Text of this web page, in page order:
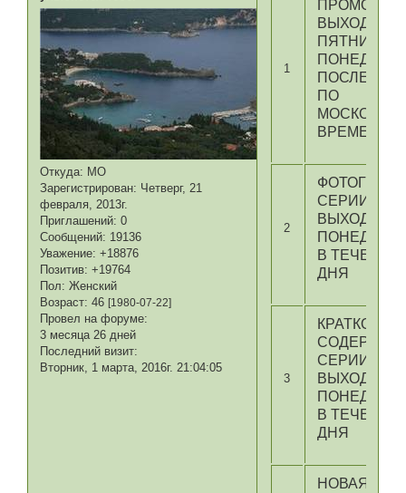
Откуда: МО
Зарегистрирован: Четверг, 21
февраля, 2013г.
Приглашений: 0
Сообщений: 19136
Уважение: +18876
Позитив: +19764
Пол: Женский
Возраст: 46[1980-07-22]
Провел на форуме:
3 месяца 26 дней
Последний визит:
Вторник, 1 марта, 2016г. 21:04:05
1
ПРОМО
ВЫХОДИТ В
ПЯТНИЦУ И
ПОСЛЕ
ПО
ВРЕМЕНИ
2
СЕРИИ
ВЫХОДЯТ В
В ТЕЧЕНИЕ
ДНЯ
3
КРАТКОЕ
СЕРИИ
ВЫХОДИТ В
В ТЕЧЕНИЕ
ДНЯ
НОВАЯ